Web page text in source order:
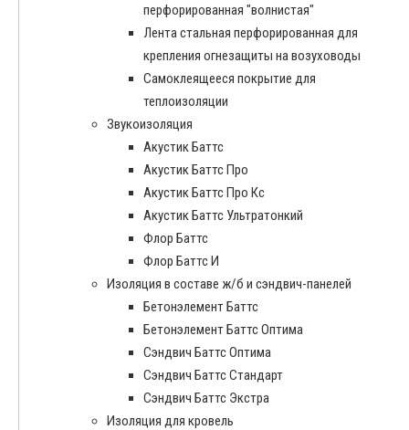
перфорированная "волнистая"
Лента стальная перфорированная для
крепления огнезащиты на возуховоды
Самоклеящееся покрытие для
теплоизоляции
Звукоизоляция
Акустик Баттс
Акустик Баттс Про
Акустик Баттс Про Кс
Акустик Баттс Ультратонкий
Флор Баттс
Флор Баттс И
Изоляция в составе ж/б и сэндвич-панелей
Бетонэлемент Баттс
Бетонэлемент Баттс Оптима
Сэндвич Баттс Оптима
Сэндвич Баттс Стандарт
Сэндвич Баттс Экстра
Изоляция для кровель